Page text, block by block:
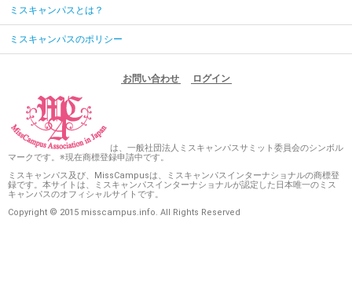
ミスキャンパスとは？
ミスキャンパスのポリシー
お問い合わせ ログイン
は、一般社団法人ミスキャンパスサミット委員会のシンボル
マークです。※現在商標登録申請中です。
ミスキャンパス及び、MissCampusは、ミスキャンパスインターナショナルの商標登
録です。本サイトは、ミスキャンパスインターナショナルが認定した日本唯一のミス
キャンパスのオフィシャルサイトです。
Copyright © 2015 misscampus.info. All Rights Reserved